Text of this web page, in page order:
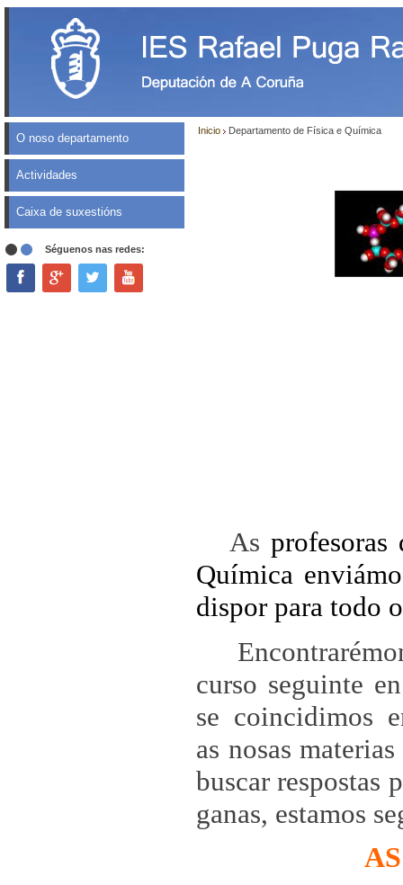
O noso departamento
Actividades
Caixa de suxestións
Séguenos nas redes:
Inicio Departamento de Física e Química
As
Química
dispor para todo
curso seguinte
se coincidimos
as nosas
buscar respostas
ganas, estamos